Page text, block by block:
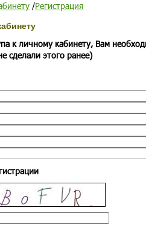
/Регистрация
к личному кабинету, Вам
сделали этого ранее)